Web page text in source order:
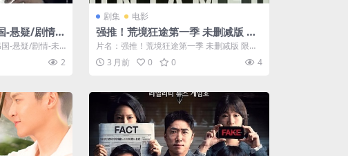
-悬疑/剧情-
盘]
-悬疑/剧情-未
：电...
2
剧集 电影
强推！荒境狂途第一季 未删减版 限
时网盘自取
片名：强推！荒境狂途第一季 未删减版 限时
网盘自取 分类：电影 详情介绍 《荒境...
3 月前 0 0 4